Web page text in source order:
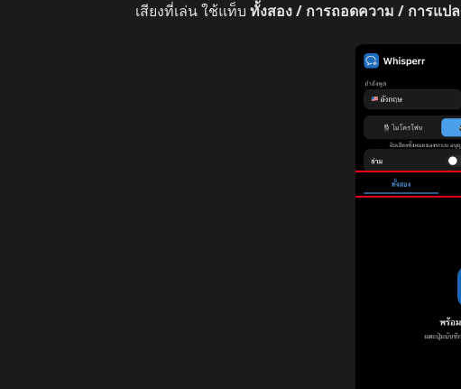
เสียงที่เล่น ใช้แท็บ ทั้งสอง / การถอดความ / การแปล